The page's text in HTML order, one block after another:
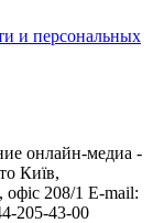
и персональных
онлайн-медиа -
Київ,
208/1 E-mail:
205-43-00